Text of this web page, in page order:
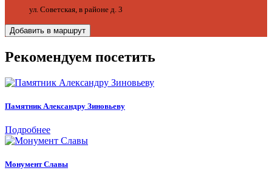
ул. Советская, в районе д. 3
Добавить в маршрут
Рекомендуем посетить
Памятник Александру Зиновьеву
Подробнее
Монумент Славы